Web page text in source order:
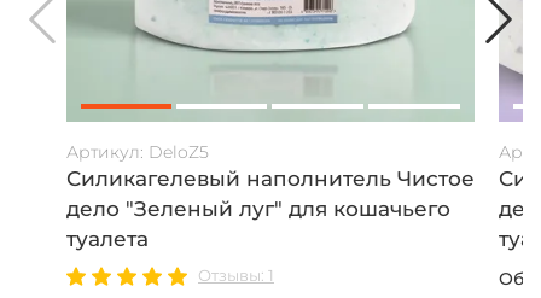
Артикул: DeloZ5
Силикагелевый наполнитель Чистое
дело "Зеленый луг" для кошачьего
туалета
Отзывы: 1